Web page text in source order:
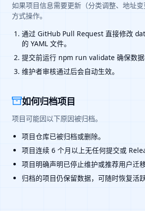
如果项目信息需要更新（分类调整、地址
方式操作。
通过 GitHub Pull Request 直接修改
的 YAML 文件。
提交前运行 npm run validate 确保数据
维护者审核通过后会自动生效。
如何归档项目
项目可能因以下原因被归档。
项目仓库已被归档或删除。
项目连续 6 个月以上无任何提交或
项目明确声明已停止维护或推荐用户迁移
归档的项目仍保留数据，可随时恢复活跃